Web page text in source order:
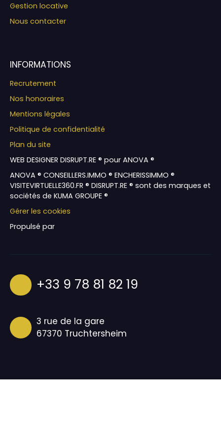
Gestion locative
Nous contacter
INFORMATIONS
Recrutement
Nos honoraires
Mentions légales
Politique de confidentialité
Plan du site
WEB DESIGNER DISRUPT.RE ® pour ANOVA ®
ANOVA ® CONSEILLERS.IMMO ® ENCHERISSIMMO ®
VISITEVIRTUELLE360.FR ® DISRUPT.RE ® sont des marques et
sociétés de KUMA GROUPE ®
Gérer les cookies
Propulsé par
+33 9 78 81 82 19
3 rue de la gare
67370 Truchtersheim